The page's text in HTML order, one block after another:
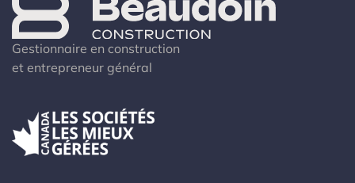
Gestionnaire en construction
et entrepreneur général